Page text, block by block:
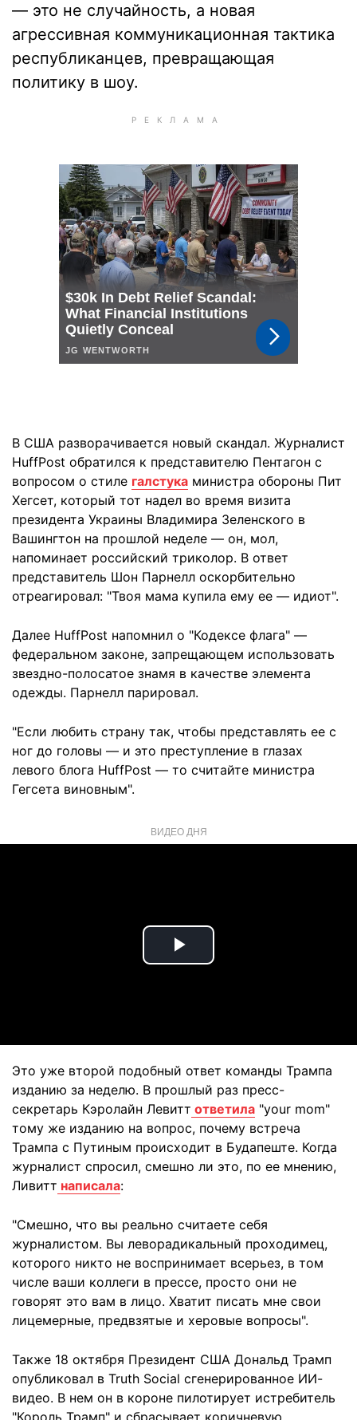
— это не случайность, а новая
агрессивная коммуникационная тактика
республиканцев, превращающая
политику в шоу.
В США разворачивается новый скандал. Журналист
HuffPost обратился к представителю Пентагон с
вопросом о стиле галстука министра обороны Пит
Хегсет, который тот надел во время визита
президента Украины Владимира Зеленского в
Вашингтон на прошлой неделе — он, мол,
напоминает российский триколор. В ответ
представитель Шон Парнелл оскорбительно
отреагировал: "Твоя мама купила ему ее — идиот".
Далее HuffPost напомнил о "Кодексе флага" —
федеральном законе, запрещающем использовать
звездно-полосатое знамя в качестве элемента
одежды. Парнелл парировал.
"Если любить страну так, чтобы представлять ее с
ног до головы — и это преступление в глазах
левого блога HuffPost — то считайте министра
Гегсета виновным".
ВИДЕО ДНЯ
Play
Это уже второй подобный ответ команды Трампа
изданию за неделю. В прошлый раз пресс-
секретарь Кэролайн Левитт ответила "your mom"
тому же изданию на вопрос, почему встреча
Трампа с Путиным происходит в Будапеште. Когда
журналист спросил, смешно ли это, по ее мнению,
Ливитт написала:
"Смешно, что вы реально считаете себя
журналистом. Вы леворадикальный проходимец,
которого никто не воспринимает всерьез, в том
числе ваши коллеги в прессе, просто они не
говорят это вам в лицо. Хватит писать мне свои
лицемерные, предвзятые и херовые вопросы".
Также 18 октября Президент США Дональд Трамп
опубликовал в Truth Social сгенерированное ИИ-
видео. В нем он в короне пилотирует истребитель
"Король Трамп" и сбрасывает коричневую